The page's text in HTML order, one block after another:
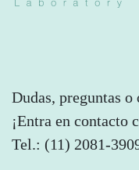
Dudas, preguntas o
¡Entra en contacto
Tel.: (11) 2081-